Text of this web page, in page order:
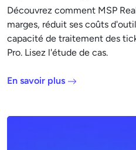
Découvrez comment MSP
marges, réduit ses coûts
capacité de traitement des
Pro. Lisez l'étude de cas.
En savoir plus